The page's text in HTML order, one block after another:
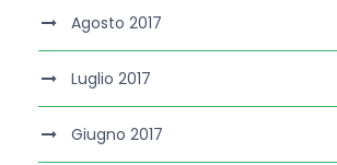
Agosto 2017
Luglio 2017
Giugno 2017